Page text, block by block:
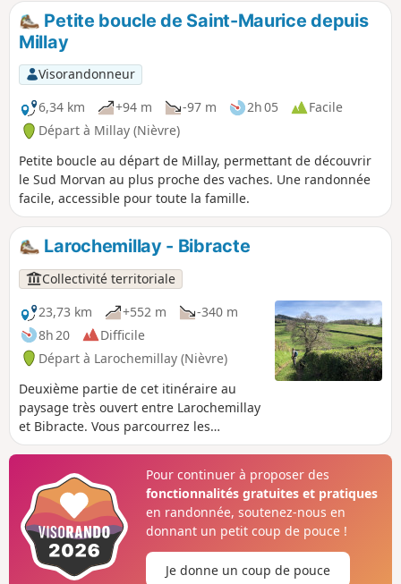
Petite boucle de Saint-Maurice depuis
Millay
Visorandonneur
6,34 km
+94 m -97 m 2h 05
Facile
Départ à Millay (Nièvre)
Petite boucle au départ de Millay, permettant de découvrir
le Sud Morvan au plus proche des vaches. Une randonnée
facile, accessible pour toute la famille.
Larochemillay - Bibracte
Collectivité territoriale
23,73 km
+552 m
-340 m
8h 20
Difficile
Départ à Larochemillay (Nièvre)
Deuxième partie de cet itinéraire au
paysage très ouvert entre Larochemillay
et Bibracte. Vous parcourrez les
paysages du Sud Morvan de châteaux
Pour continuer à proposer des
fonctionnalités gratuites et pratiques
en randonnée, soutenez-nous en
donnant un petit coup de pouce !
Je donne un coup de pouce